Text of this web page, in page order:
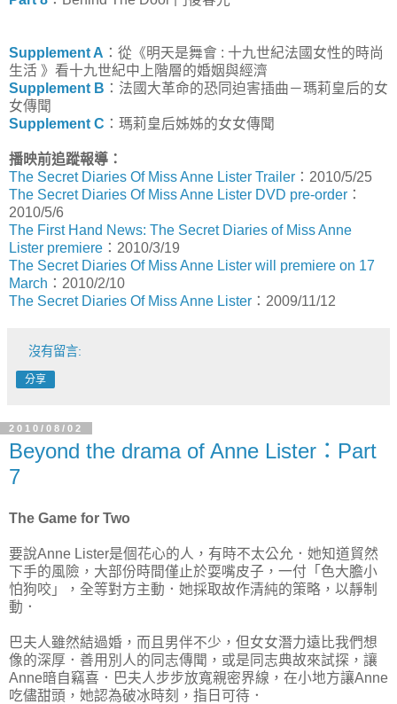
Supplement A ：從《明天是舞會 : 十九世紀法國女性的時尚
生活 》看十九世紀中上階層的婚姻與經濟
Supplement B ：法國大革命的恐同迫害插曲－瑪莉皇后的女
女傳聞
Supplement C ：瑪莉皇后姊姊的女女傳聞
播映前追蹤報導：
The Secret Diaries Of Miss Anne Lister Trailer ：2010/5/25
The Secret Diaries Of Miss Anne Lister DVD pre-order ：
2010/5/6
The First Hand News: The Secret Diaries of Miss Anne
Lister premiere ：2010/3/19
The Secret Diaries Of Miss Anne Lister will premiere on 17
March ：2010/2/10
The Secret Diaries Of Miss Anne Lister ：2009/11/12
沒有留言:
分享
2010/08/02
Beyond the drama of Anne Lister：Part
7
The Game for Two
要說Anne Lister是個花心的人，有時不太公允．她知道貿然
下手的風險，大部份時間僅止於耍嘴皮子，一付「色大膽小
怕狗咬」，全等對方主動．她採取故作清純的策略，以靜制
動．
巴夫人雖然結過婚，而且男伴不少，但女女潛力遠比我們想
像的深厚．善用別人的同志傳聞，或是同志典故來試探，讓
Anne暗自竊喜．巴夫人步步放寬親密界線，在小地方讓Anne
吃儘甜頭，她認為破冰時刻，指日可待．